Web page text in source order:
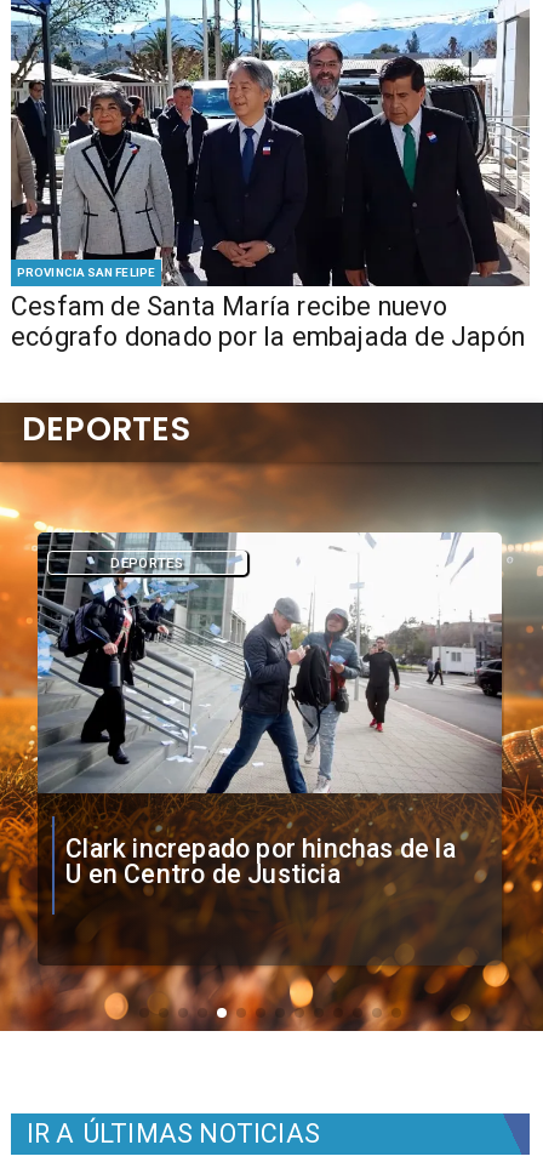
PROVINCIA SAN FELIPE
Cesfam de Santa María recibe nuevo
ecógrafo donado por la embajada de Japón
Vozinha firma contrato con Colo
Colo como nuevo arquero
DEPORTES
DEPORTES
IR A ÚLTIMAS NOTICIAS